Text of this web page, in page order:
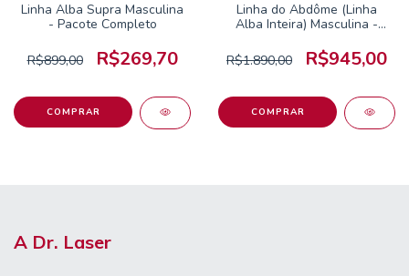
Linha Alba Supra Masculina
- Pacote Completo
R$899,00 R$269,70
Linha do Abdôme (Linha
Alba Inteira) Masculina -
R$1.890,00
R$945,00
A Dr. Laser